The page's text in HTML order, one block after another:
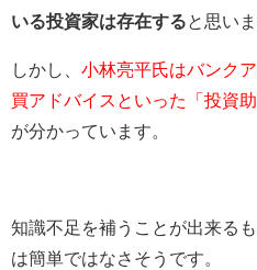
いる投資家は存在する と思いま
しかし、 小林亮平氏はバンク
買アドバイスといった「投資
が分かっています。
知識不足を補うことが出来る
は簡単ではなさそうです。